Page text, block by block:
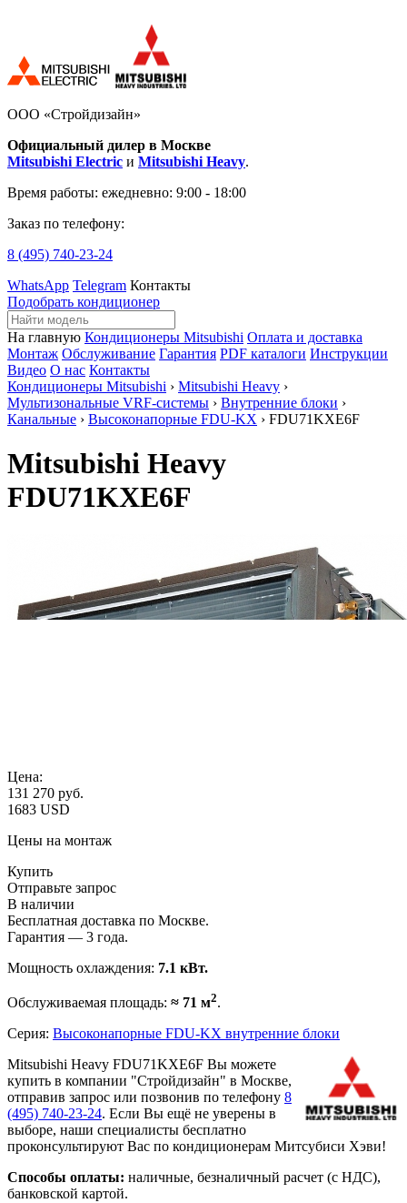
ООО «Стройдизайн»
Официальный дилер в Москве
Mitsubishi Electric и Mitsubishi Heavy.
Время работы: ежедневно: 9:00 - 18:00
Заказ по телефону:
8 (495) 740-23-24
WhatsApp Telegram Контакты
Подобрать кондиционер
На главную Кондиционеры Mitsubishi Оплата и доставка
Монтаж Обслуживание Гарантия PDF каталоги Инструкции
Видео О нас Контакты
Кондиционеры Mitsubishi › Mitsubishi Heavy ›
Мультизональные VRF-системы › Внутренние блоки ›
Канальные › Высоконапорные FDU-KX › FDU71KXE6F
Mitsubishi Heavy
FDU71KXE6F
Цена:
131 270 руб.
1683 USD
Цены на монтаж
Купить
Отправьте запрос
В наличии
Бесплатная доставка по Москве.
Гарантия — 3 года.
Мощность охлаждения: 7.1 кВт.
Обслуживаемая площадь: ≈ 71 м2.
Серия: Высоконапорные FDU-KX внутренние блоки
Mitsubishi Heavy FDU71KXE6F Вы можете
купить в компании "Стройдизайн" в Москве,
отправив запрос или позвонив по телефону 8
(495) 740-23-24. Если Вы ещё не уверены в
выборе, наши специалисты бесплатно
проконсультируют Вас по кондиционерам Митсубиси Хэви!
Способы оплаты: наличные, безналичный расчет (с НДС),
банковской картой.